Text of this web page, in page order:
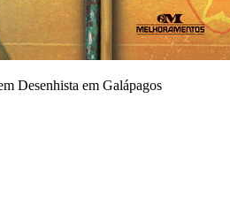
Desenhista em Galápagos